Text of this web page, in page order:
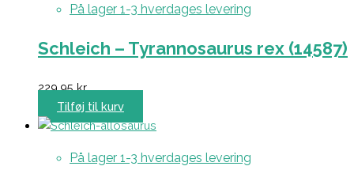
På lager 1-3 hverdages levering
Schleich – Tyrannosaurus rex (14587)
229,95kr.
Tilføj til kurv
På lager 1-3 hverdages levering